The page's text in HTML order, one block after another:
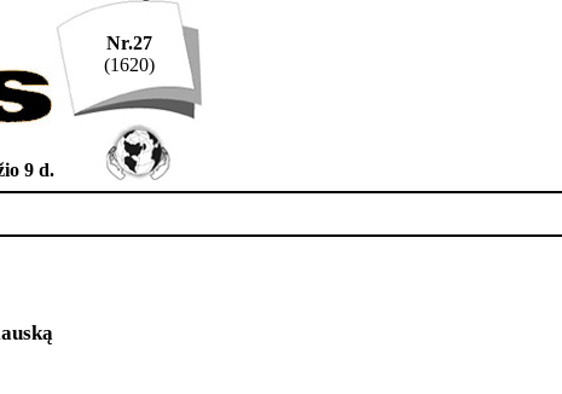
9 d.
Nr.27
(1620)